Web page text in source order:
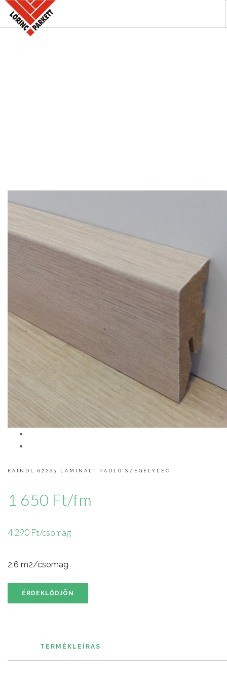
KAINDL 67263 LAMINÁLT PADLÓ SZEGÉLYLÉC
1 650 Ft/fm
4 290 Ft/csomag
2.6 m2/csomag
ÉRDEKLŐDJÖN
TERMÉKLEÍRÁS